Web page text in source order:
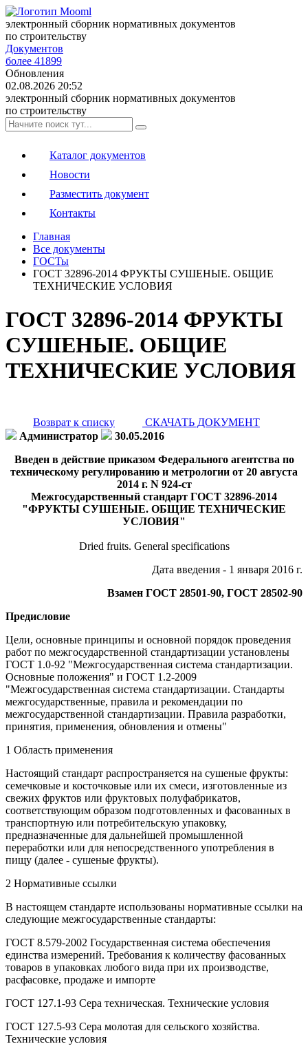
электронный сборник нормативных документов
по строительству
Документов
более 41899
Обновления
02.08.2026 20:52
электронный сборник нормативных документов
по строительству
Каталог документов
Новости
Разместить документ
Контакты
Главная
Все документы
ГОСТы
ГОСТ 32896-2014 ФРУКТЫ СУШЕНЫЕ. ОБЩИЕ
ТЕХНИЧЕСКИЕ УСЛОВИЯ
ГОСТ 32896-2014 ФРУКТЫ
СУШЕНЫЕ. ОБЩИЕ
ТЕХНИЧЕСКИЕ УСЛОВИЯ
Возврат к списку
СКАЧАТЬ ДОКУМЕНТ
Администратор
30.05.2016
Введен в действие приказом Федерального агентства по
техническому регулированию и метрологии от 20 августа
2014 г. N 924-ст
Межгосударственный стандарт ГОСТ 32896-2014
"ФРУКТЫ СУШЕНЫЕ. ОБЩИЕ ТЕХНИЧЕСКИЕ
УСЛОВИЯ"
Dried fruits. General specifications
Дата введения - 1 января 2016 г.
Взамен ГОСТ 28501-90, ГОСТ 28502-90
Предисловие
Цели, основные принципы и основной порядок проведения
работ по межгосударственной стандартизации установлены
ГОСТ 1.0-92 "Межгосударственная система стандартизации.
Основные положения" и ГОСТ 1.2-2009
"Межгосударственная система стандартизации. Стандарты
межгосударственные, правила и рекомендации по
межгосударственной стандартизации. Правила разработки,
принятия, применения, обновления и отмены"
1 Область применения
Настоящий стандарт распространяется на сушеные фрукты:
семечковые и косточковые или их смеси, изготовленные из
свежих фруктов или фруктовых полуфабрикатов,
соответствующим образом подготовленных и фасованных в
транспортную или потребительскую упаковку,
предназначенные для дальнейшей промышленной
переработки или для непосредственного употребления в
пищу (далее - сушеные фрукты).
2 Нормативные ссылки
В настоящем стандарте использованы нормативные ссылки на
следующие межгосударственные стандарты:
ГОСТ 8.579-2002 Государственная система обеспечения
единства измерений. Требования к количеству фасованных
товаров в упаковках любого вида при их производстве,
расфасовке, продаже и импорте
ГОСТ 127.1-93 Сера техническая. Технические условия
ГОСТ 127.5-93 Сера молотая для сельского хозяйства.
Технические условия